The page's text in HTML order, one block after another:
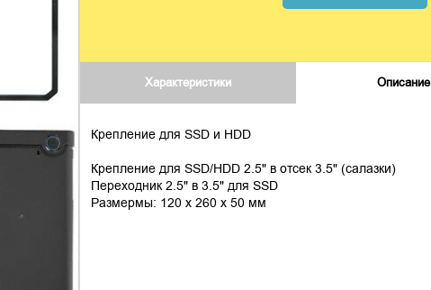
Характеристики Описание
Крепление для SSD и HDD
Крепление для SSD/HDD 2.5" в отсек 3.5" (салазки)
Переходник 2.5" в 3.5" для SSD
Размермы: 120 x 260 x 50 мм